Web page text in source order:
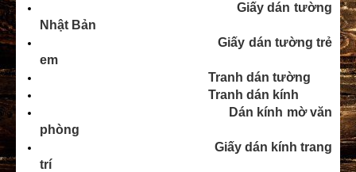
Giấy dán tường
Nhật Bản
Giấy dán tường trẻ
em
Tranh dán tường
Tranh dán kính
Dán kính mờ văn
phòng
Giấy dán kính trang
trí